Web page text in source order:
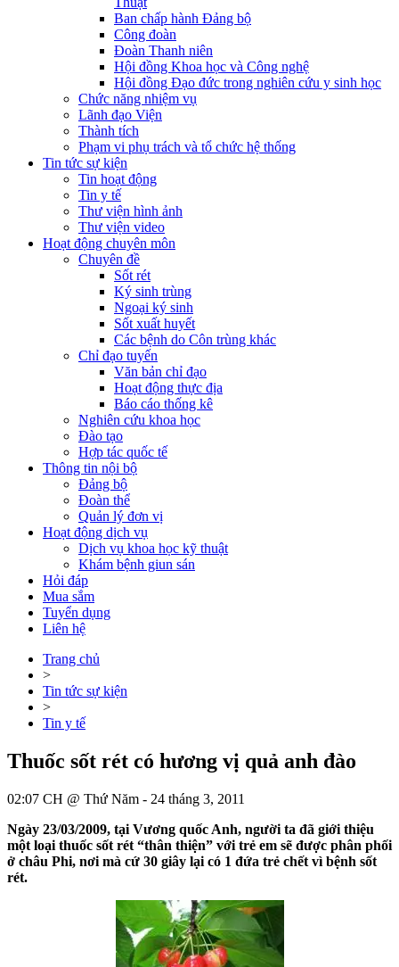
Ban chấp hành Đảng bộ
Công đoàn
Đoàn Thanh niên
Hội đồng Khoa học và Công nghệ
Hội đồng Đạo đức trong nghiên cứu y sinh học
Chức năng nhiệm vụ
Lãnh đạo Viện
Thành tích
Phạm vi phụ trách và tổ chức hệ thống
Tin tức sự kiện
Tin hoạt động
Tin y tế
Thư viện hình ảnh
Thư viện video
Hoạt động chuyên môn
Chuyên đề
Sốt rét
Ký sinh trùng
Ngoại ký sinh
Sốt xuất huyết
Các bệnh do Côn trùng khác
Chỉ đạo tuyến
Văn bản chỉ đạo
Hoạt động thực địa
Báo cáo thống kê
Nghiên cứu khoa học
Đào tạo
Hợp tác quốc tế
Thông tin nội bộ
Đảng bộ
Đoàn thể
Quản lý đơn vị
Hoạt động dịch vụ
Dịch vụ khoa học kỹ thuật
Khám bệnh giun sán
Hỏi đáp
Mua sắm
Tuyển dụng
Liên hệ
Trang chủ
>
Tin tức sự kiện
>
Tin y tế
Thuốc sốt rét có hương vị quả anh đào
02:07 CH @ Thứ Năm - 24 tháng 3, 2011
Ngày 23/03/2009, tại Vương quốc Anh, người ta đã giới thiệu
một loại thuốc sốt rét “thân thiện” với trẻ em sẽ được phân phối
ở châu Phi, nơi mà cứ 30 giây lại có 1 đứa trẻ chết vì bệnh sốt
rét.